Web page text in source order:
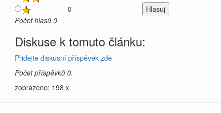
0
Počet hlasů 0
Diskuse k tomuto článku:
Přidejte diskusní příspěvek zde
Počet příspěvků 0.
zobrazeno: 198 x